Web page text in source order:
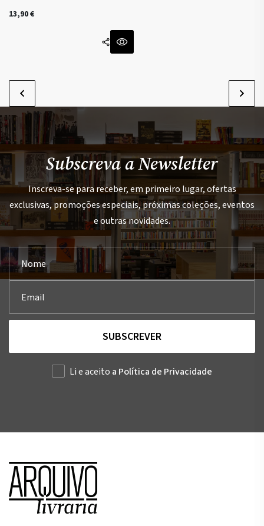
13,90€
Subscreva a Newsletter
Inscreva-se para receber, em primeiro lugar, ofertas
exclusivas, promoções especiais, próximas coleções, eventos
e outras novidades.
SUBSCREVER
Li e aceito a Política de Privacidade